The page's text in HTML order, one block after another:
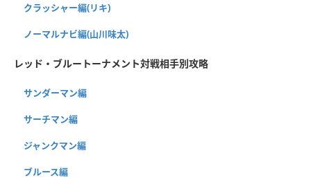
クラッシャー編(リキ)
ノーマルナビ編(山川味太)
レッド・ブルートーナメント対戦相手別攻略
サンダーマン編
サーチマン編
ジャンクマン編
ブルース編